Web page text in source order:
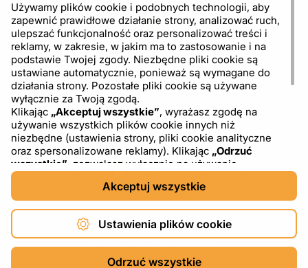
Copyright © 2026 DXF4YOU.
PL USD - US Dollar ($)
Używamy plików cookie i podobnych technologii, aby
zapewnić prawidłowe działanie strony, analizować ruch,
ulepszać funkcjonalność oraz personalizować treści i
reklamy, w zakresie, w jakim ma to zastosowanie i na
podstawie Twojej zgody. Niezbędne pliki cookie są
ustawiane automatycznie, ponieważ są wymagane do
działania strony. Pozostałe pliki cookie są używane
wyłącznie za Twoją zgodą.
Klikając „Akceptuj wszystkie”, wyrażasz zgodę na
używanie wszystkich plików cookie innych niż
niezbędne (ustawienia strony, pliki cookie analityczne
oraz spersonalizowane reklamy). Klikając „Odrzuć
wszystkie” , zezwalasz wyłącznie na używanie
niezbędnych plików cookie. Klikając
, możesz wybrać, które kategorie plików cookie
chcesz zaakceptować lub zablokować. Możesz w
dowolnym momencie zmienić lub wycofać swoją zgodę,
korzystając z linku „Ustawienia plików cookie” w dolnej
części strony. Więcej informacji na temat korzystania z
plików cookie, w tym o dostawcach zewnętrznych,
Akceptuj wszystkie
Ustawienia plików cookie
Odrzuć wszystkie